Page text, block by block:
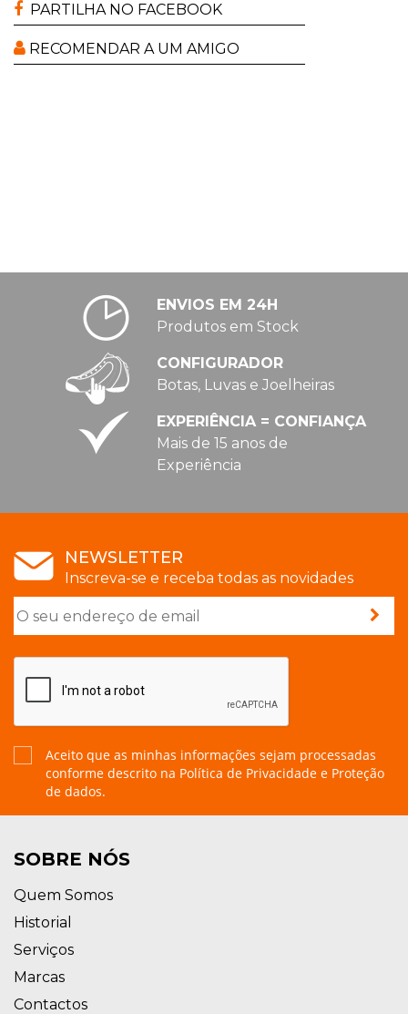
PARTILHA NO FACEBOOK
RECOMENDAR A UM AMIGO
ENVIOS EM 24H
Produtos em Stock
CONFIGURADOR
Botas, Luvas e Joelheiras
EXPERIÊNCIA = CONFIANÇA
Mais de 15 anos de
Experiência
NEWSLETTER
Inscreva-se e receba todas as novidades
Aceito que as minhas informações sejam processadas
conforme descrito na Política de Privacidade e Proteção
de dados.
SOBRE NÓS
Quem Somos
Historial
Serviços
Marcas
Contactos